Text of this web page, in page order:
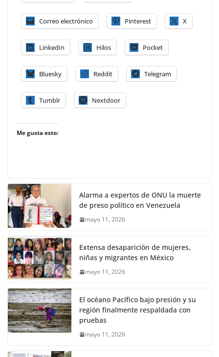
Correo electrónico Pinterest X
LinkedIn Hilos Pocket
Bluesky Reddit Telegram
Tumblr Nextdoor
Me gusta esto:
Alarma a expertos de ONU la muerte
de preso político en Venezuela
mayo 11, 2026
Extensa desaparición de mujeres,
niñas y migrantes en México
mayo 11, 2026
El océano Pacífico bajo presión y su
región finalmente respaldada con
pruebas
mayo 11, 2026